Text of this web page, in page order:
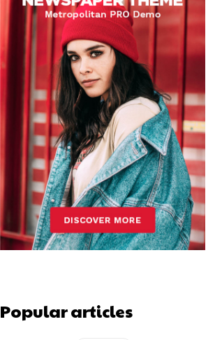
Popular articles